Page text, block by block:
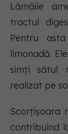
Lămâile
tractul
Pentru
limonadă.
simți sătul
realizat pe
Scorțișoara
contribuind